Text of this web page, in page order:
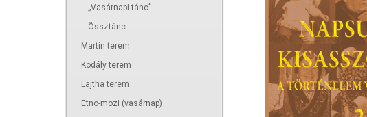
„Vasárnapi tánc”
Össztánc
Martin terem
Kodály terem
Lajtha terem
Etno-mozi (vasárnap)